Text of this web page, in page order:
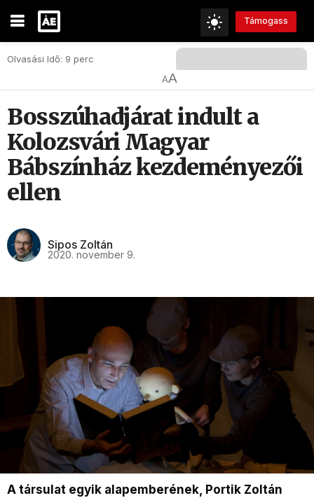
Támogass
Olvasási Idő: 9 perc
AA
Bosszúhadjárat indult a
Kolozsvári Magyar
Bábszínház kezdeményezői
ellen
Sipos Zoltán
2020. november 9.
A társulat egyik alapemberének, Portik Zoltán